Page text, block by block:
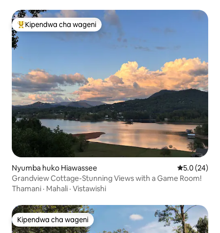
Kipendwa maarufu cha wageni
Kipendwa cha wageni
Nyumba huko Hiawassee Ukadiriaji
5.0 (24)
Grandview Cottage-Stunning Views with a Game Room!
Thamani · Mahali · Vistawishi
Kipendwa cha wageni
Kipendwa cha wageni